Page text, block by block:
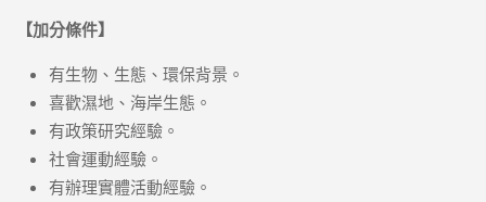
【加分條件】
有生物、生態、環保背景​。
喜歡濕地、海岸生態。
有政策研究經驗。
社會運動經驗。
有辦理實體活動經驗。